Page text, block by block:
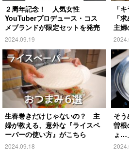
２周年記念！ 人気女性
YouTuberプロデュース・コス
メブランドが限定セットを発売
2024.09.19
「
「
主婦
がこ
生春巻きだけじゃないの？ 主
婦が教える、意外な『ライスペ
ーパーの使い方』がこちら
2024.09.18
そ
曽根
ょ…